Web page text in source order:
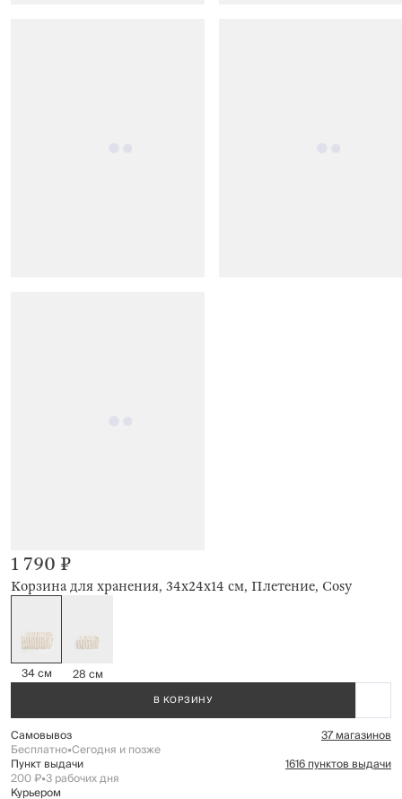
Корзина для хранения, 34х24х14 см, Плетение, Cosy
1 790 ₽
34 см 28 см
В КОРЗИНУ
Самовывоз 37 магазинов
Бесплатно•Сегодня и позже
Пункт выдачи 1616 пунктов выдачи
200 ₽•3 рабочих дня
Курьером